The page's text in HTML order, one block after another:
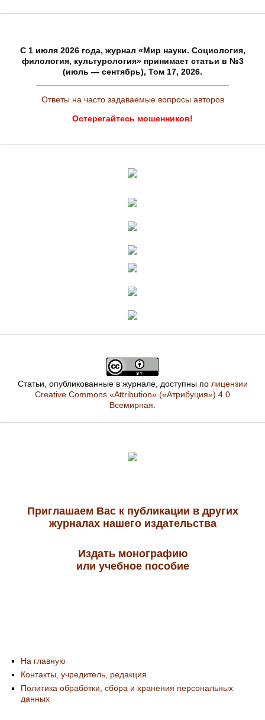
C 1 июля 2026 года, журнал «Мир науки. Социология,
филология, культурология» принимает статьи в №3
(июль — сентябрь), Том 17, 2026.
Ответы на часто задаваемые вопросы авторов
Остерегайтесь мошенников!
Статьи, опубликованные в журнале, доступны по лицензии
Creative Commons «Attribution» («Атрибуция») 4.0
Всемирная
Приглашаем Вас к публикации в других
журналах нашего издательства
Издать монографию
или учебное пособие
На главную
Контакты, учредитель, редакция
Политика обработки, сбора и хранения персональных
данных